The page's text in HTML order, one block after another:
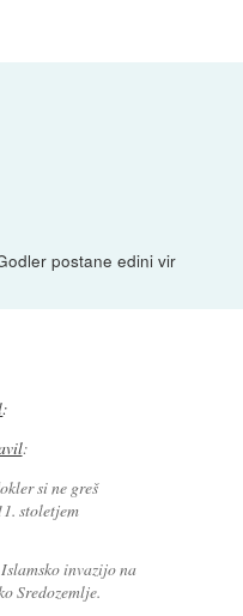
postane edini vir
:
:
si ne greš
stoletjem
invazijo na
Sredozemlje.